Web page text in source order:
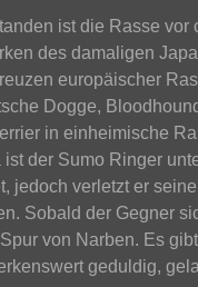
ist die Rasse vor
des damaligen
europäischer
Dogge,
in einheimische
ist der Sumo Ringer
jedoch verletzt er
Sobald der Gegner
von Narben. Es
geduldig,